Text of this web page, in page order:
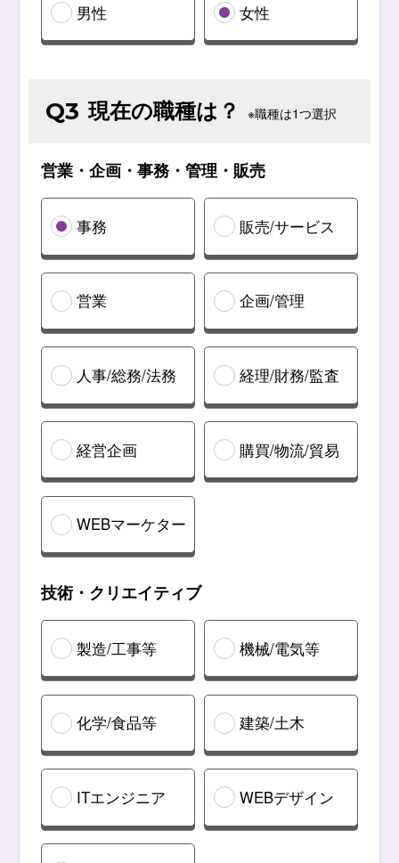
男性 女性
Q3 現在の職種は？ ※職種は1つ選択
営業・企画・事務・管理・販売
事務 販売/サービス
営業 企画/管理
人事/総務/法務 経理/財務/監査
経営企画 購買/物流/貿易
WEBマーケター
技術・クリエイティブ
製造/工事等 機械/電気等
化学/食品等 建築/土木
ITエンジニア WEBデザイン